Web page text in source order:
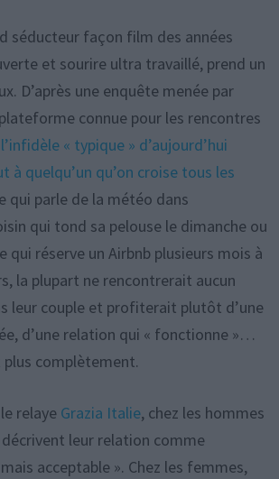
séducteur façon film des années
et sourire ultra travaillé, prend un
D’après une enquête menée par
connue pour les rencontres
l’infidèle « typique » d’aujourd’hui
à quelqu’un qu’on croise tous les
qui parle de la météo dans
qui tond sa pelouse le dimanche ou
qui réserve un Airbnb plusieurs mois à
la plupart ne rencontrerait aucun
leur couple et profiterait plutôt d’une
d’une relation qui « fonctionne »…
complètement.
relaye Grazia Italie, chez les hommes
leur relation comme
acceptable ». Chez les femmes,